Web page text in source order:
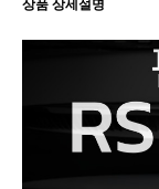
상품 상세설명